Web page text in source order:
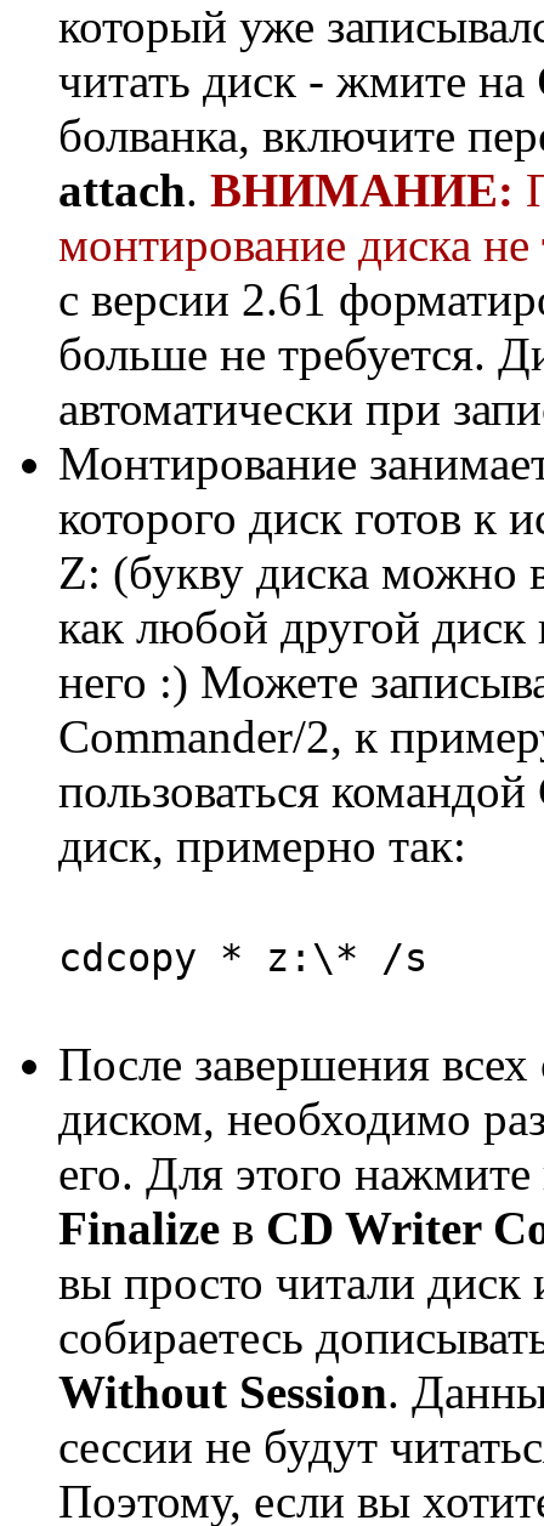
который уже
читать диск - жмите на
болванка, включите
attach. ВНИМАНИЕ:
монтирование диска не
с версии 2.61
больше не требуется.
автоматически при
Монтирование
которого диск готов к
Z: (букву диска можно
как любой другой
него :) Можете
Commander/2, к
пользоваться
диск, примерно так:
cdcopy * z:\* /s
После завершения
диском, необходимо
его. Для этого
Finalize в CD Writer
вы просто читали диск
собираетесь
Without Session.
сессии не будут
Поэтому, если вы